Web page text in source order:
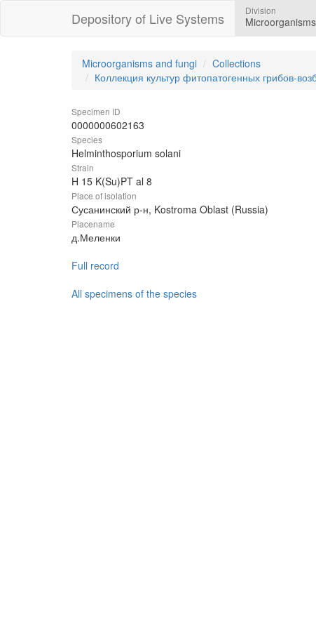
Depository of Live Systems Division
Microorganisms and fungi
Collections
Коллекция культур фитопатогенных грибов-
Specimen ID
0000000602163
Species
Helminthosporium solani
Strain
H 15 K(Su)PT al 8
Place of isolation
Сусанинский р-н, Kostroma Oblast (Russia)
Placename
д.Меленки
Full record
All specimens of the species